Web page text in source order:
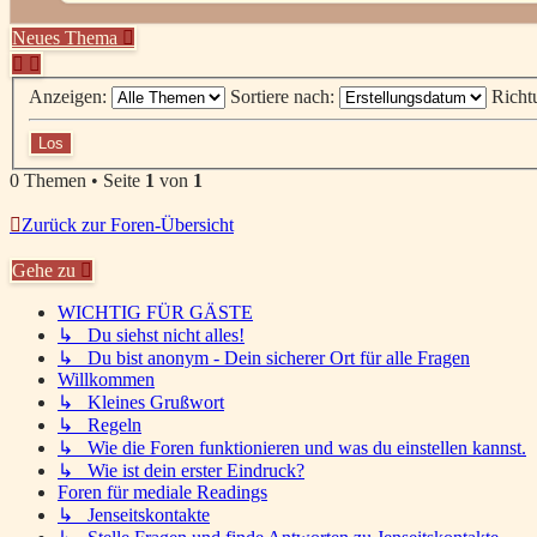
Neues Thema
Anzeigen: Sortiere nach:
0 Themen • Seite 1 von 1
Zurück zur Foren-Übersicht
Gehe zu
WICHTIG FÜR GÄSTE
↳ Du siehst nicht alles!
↳ Du bist anonym - Dein sicherer Ort für alle Fragen
Willkommen
↳ Kleines Grußwort
↳ Regeln
↳ Wie die Foren funktionieren und was du einstellen kannst.
↳ Wie ist dein erster Eindruck?
Foren für mediale Readings
↳ Jenseitskontakte